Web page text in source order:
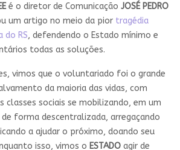
é o diretor de Comunicação JOSÉ PEDRO
um artigo no meio da piortragédia
do RS, defendendo o Estado mínimo e
todas as soluções.
vimos que o voluntariado foi o grande
da maioria das vidas, com
classes sociais se mobilizando, em um
forma descentralizada, arregaçando
a ajudar o próximo, doando seu
isso, vimos o ESTADOagir de